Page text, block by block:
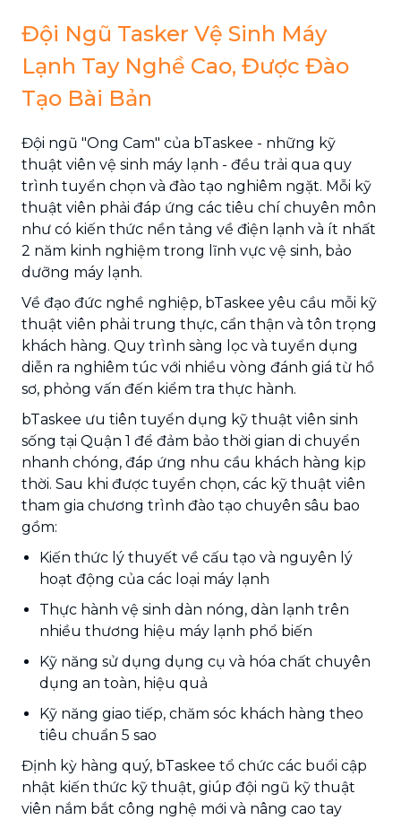
Đội Ngũ Tasker Vệ Sinh Máy
Lạnh Tay Nghề Cao, Được Đào
Tạo Bài Bản
Đội ngũ "Ong Cam" của bTaskee - những kỹ
thuật viên vệ sinh máy lạnh - đều trải qua quy
trình tuyển chọn và đào tạo nghiêm ngặt. Mỗi kỹ
thuật viên phải đáp ứng các tiêu chí chuyên môn
như có kiến thức nền tảng về điện lạnh và ít nhất
2 năm kinh nghiệm trong lĩnh vực vệ sinh, bảo
dưỡng máy lạnh.
Về đạo đức nghề nghiệp, bTaskee yêu cầu mỗi kỹ
thuật viên phải trung thực, cẩn thận và tôn trọng
khách hàng. Quy trình sàng lọc và tuyển dụng
diễn ra nghiêm túc với nhiều vòng đánh giá từ hồ
sơ, phỏng vấn đến kiểm tra thực hành.
bTaskee ưu tiên tuyển dụng kỹ thuật viên sinh
sống tại Quận 1 để đảm bảo thời gian di chuyển
nhanh chóng, đáp ứng nhu cầu khách hàng kịp
thời. Sau khi được tuyển chọn, các kỹ thuật viên
tham gia chương trình đào tạo chuyên sâu bao
gồm:
Kiến thức lý thuyết về cấu tạo và nguyên lý
hoạt động của các loại máy lạnh
Thực hành vệ sinh dàn nóng, dàn lạnh trên
nhiều thương hiệu máy lạnh phổ biến
Kỹ năng sử dụng dụng cụ và hóa chất chuyên
dụng an toàn, hiệu quả
Kỹ năng giao tiếp, chăm sóc khách hàng theo
tiêu chuẩn 5 sao
Định kỳ hàng quý, bTaskee tổ chức các buổi cập
nhật kiến thức kỹ thuật, giúp đội ngũ kỹ thuật
viên nắm bắt công nghệ mới và nâng cao tay